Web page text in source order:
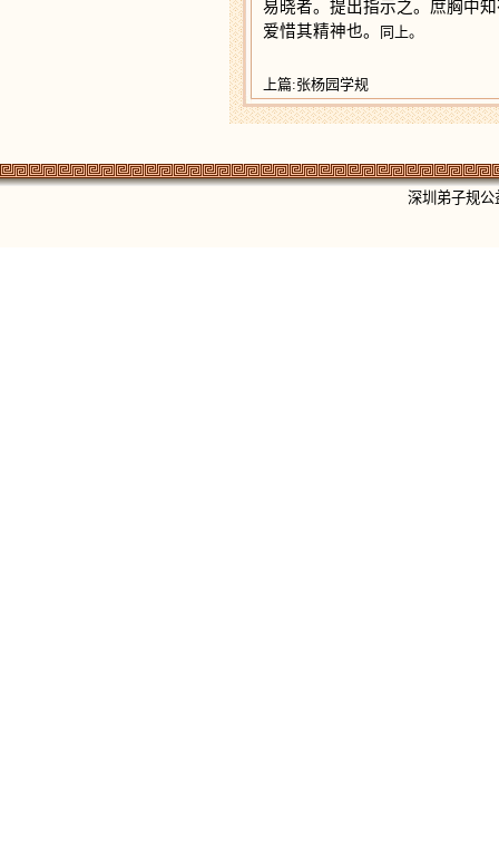
易晓者。提出指示之。庶胸中
爱惜其精神也。
同上。
上篇:张杨园学规
深圳弟子规